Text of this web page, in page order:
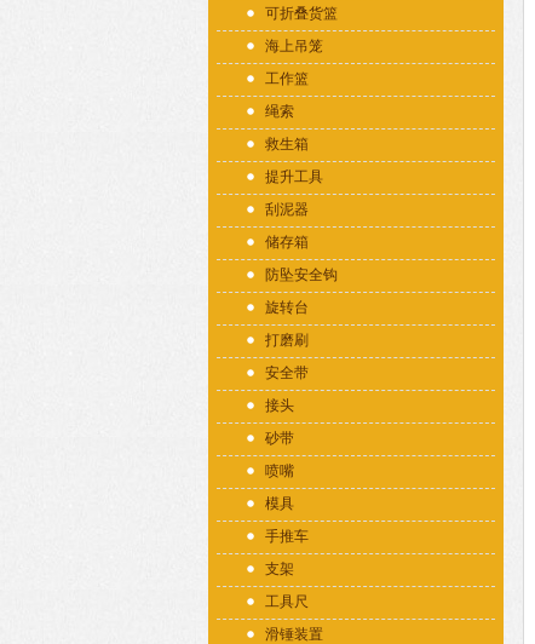
可折叠货篮
海上吊笼
工作篮
绳索
救生箱
提升工具
刮泥器
储存箱
防坠安全钩
旋转台
打磨刷
安全带
接头
砂带
喷嘴
模具
手推车
支架
工具尺
滑锤装置